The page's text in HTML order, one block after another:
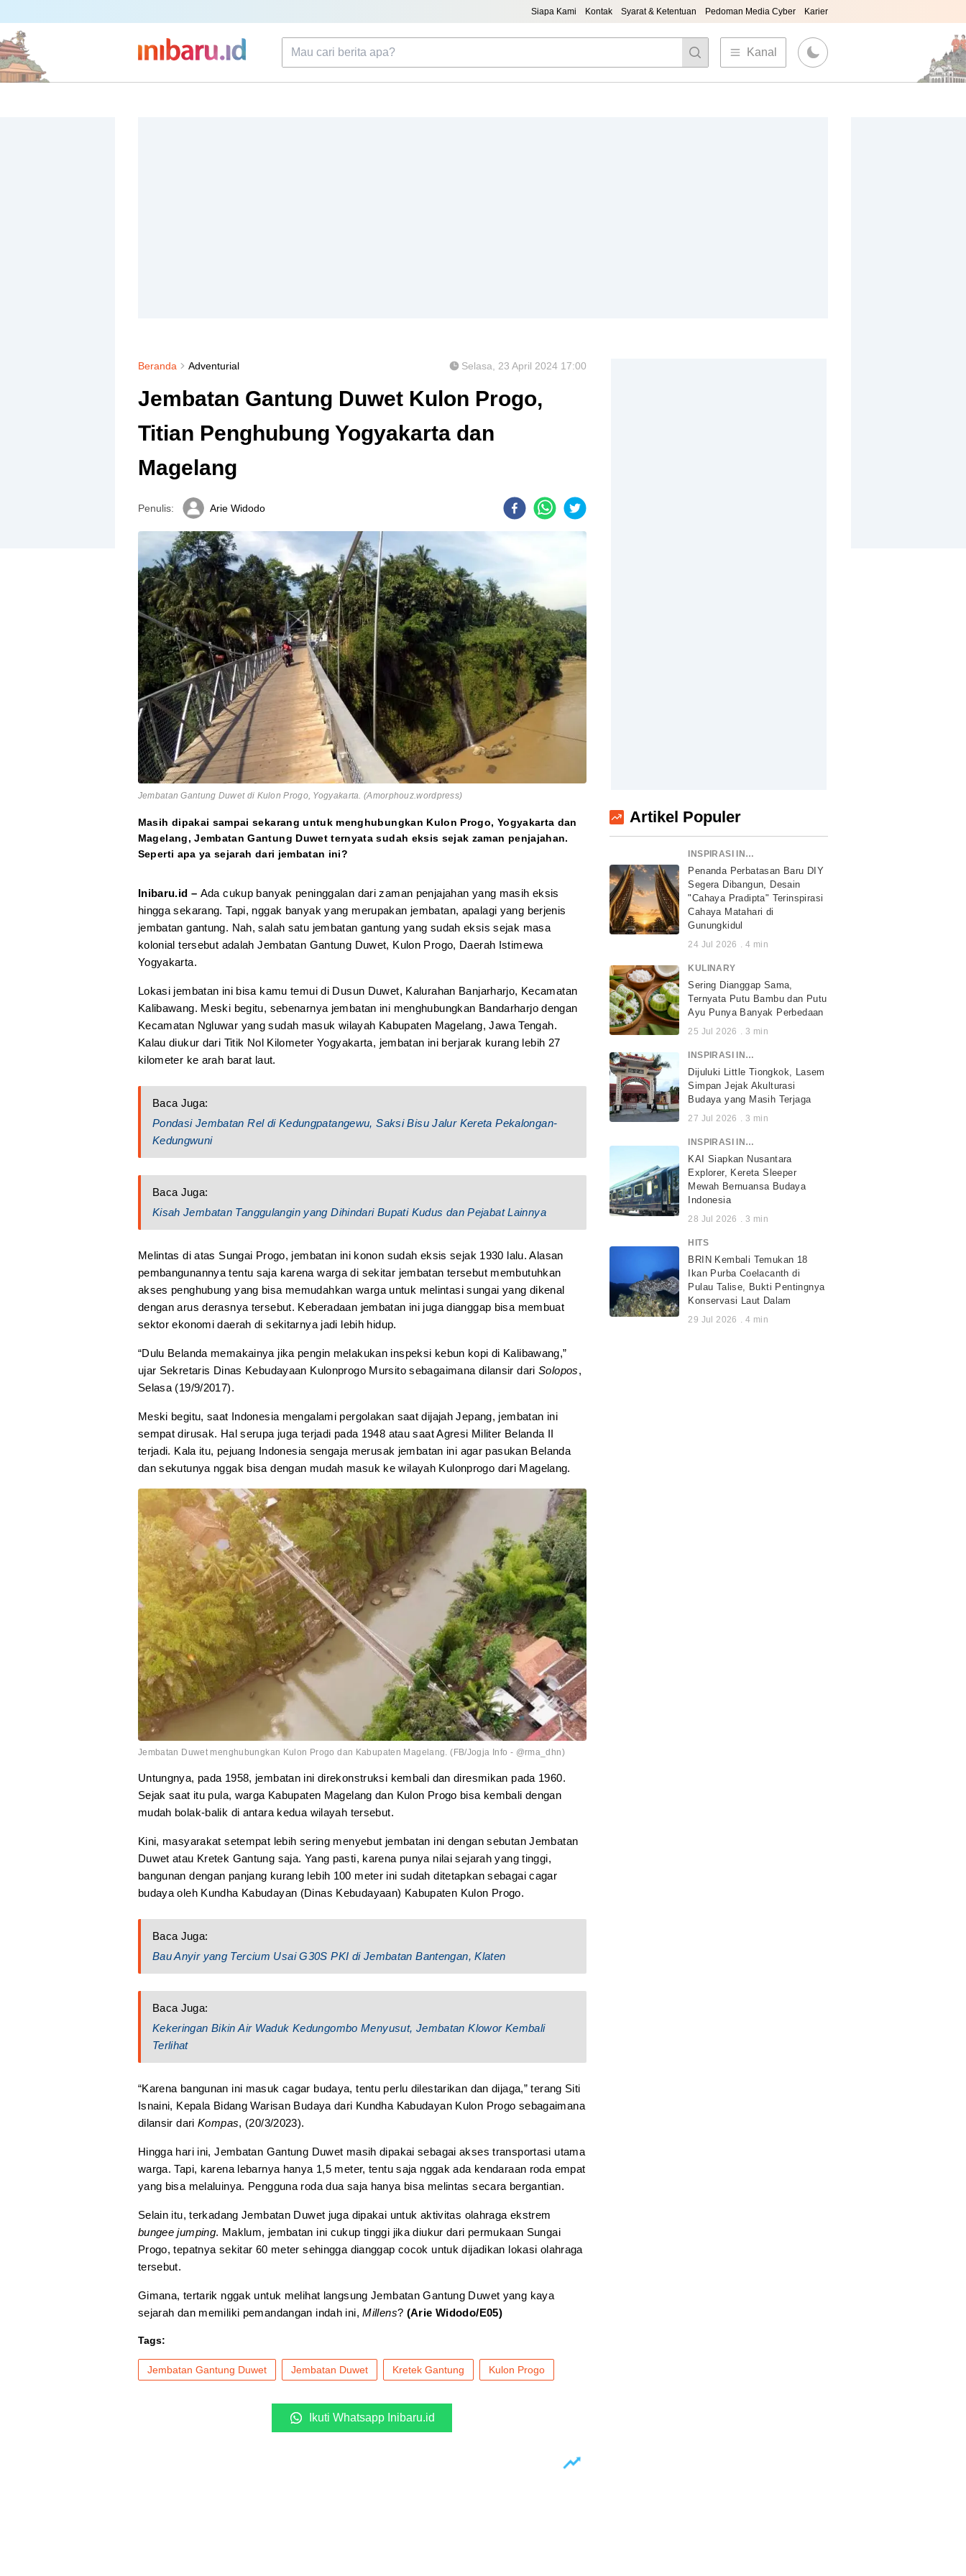
Siapa Kami Kontak Syarat & Ketentuan Pedoman Media Cyber Karier
Kanal
Beranda Adventurial Selasa, 23 April 2024 17:00
Jembatan Gantung Duwet Kulon Progo,
Titian Penghubung Yogyakarta dan
Magelang
Penulis: Arie Widodo
Jembatan Gantung Duwet di Kulon Progo, Yogyakarta. (Amorphouz.wordpress)
Masih dipakai sampai sekarang untuk menghubungkan Kulon Progo, Yogyakarta dan
Magelang, Jembatan Gantung Duwet ternyata sudah eksis sejak zaman penjajahan.
Seperti apa ya sejarah dari jembatan ini?
Inibaru.id – Ada cukup banyak peninggalan dari zaman penjajahan yang masih eksis
hingga sekarang. Tapi, nggak banyak yang merupakan jembatan, apalagi yang berjenis
jembatan gantung. Nah, salah satu jembatan gantung yang sudah eksis sejak masa
kolonial tersebut adalah Jembatan Gantung Duwet, Kulon Progo, Daerah Istimewa
Yogyakarta.
Lokasi jembatan ini bisa kamu temui di Dusun Duwet, Kalurahan Banjarharjo, Kecamatan
Kalibawang. Meski begitu, sebenarnya jembatan ini menghubungkan Bandarharjo dengan
Kecamatan Ngluwar yang sudah masuk wilayah Kabupaten Magelang, Jawa Tengah.
Kalau diukur dari Titik Nol Kilometer Yogyakarta, jembatan ini berjarak kurang lebih 27
kilometer ke arah barat laut.
Baca Juga:
Pondasi Jembatan Rel di Kedungpatangewu, Saksi Bisu Jalur Kereta Pekalongan-
Kedungwuni
Baca Juga:
Kisah Jembatan Tanggulangin yang Dihindari Bupati Kudus dan Pejabat Lainnya
Melintas di atas Sungai Progo, jembatan ini konon sudah eksis sejak 1930 lalu. Alasan
pembangunannya tentu saja karena warga di sekitar jembatan tersebut membutuhkan
akses penghubung yang bisa memudahkan warga untuk melintasi sungai yang dikenal
dengan arus derasnya tersebut. Keberadaan jembatan ini juga dianggap bisa membuat
sektor ekonomi daerah di sekitarnya jadi lebih hidup.
“Dulu Belanda memakainya jika pengin melakukan inspeksi kebun kopi di Kalibawang,”
ujar Sekretaris Dinas Kebudayaan Kulonprogo Mursito sebagaimana dilansir dariSolopos,
Selasa (19/9/2017).
Meski begitu, saat Indonesia mengalami pergolakan saat dijajah Jepang, jembatan ini
sempat dirusak. Hal serupa juga terjadi pada 1948 atau saat Agresi Militer Belanda II
terjadi. Kala itu, pejuang Indonesia sengaja merusak jembatan ini agar pasukan Belanda
dan sekutunya nggak bisa dengan mudah masuk ke wilayah Kulonprogo dari Magelang.
Jembatan Duwet menghubungkan Kulon Progo dan Kabupaten Magelang. (FB/Jogja Info - @rma_dhn)
Untungnya, pada 1958, jembatan ini direkonstruksi kembali dan diresmikan pada 1960.
Sejak saat itu pula, warga Kabupaten Magelang dan Kulon Progo bisa kembali dengan
mudah bolak-balik di antara kedua wilayah tersebut.
Kini, masyarakat setempat lebih sering menyebut jembatan ini dengan sebutan Jembatan
Duwet atau Kretek Gantung saja. Yang pasti, karena punya nilai sejarah yang tinggi,
bangunan dengan panjang kurang lebih 100 meter ini sudah ditetapkan sebagai cagar
budaya oleh Kundha Kabudayan (Dinas Kebudayaan) Kabupaten Kulon Progo.
Baca Juga:
Bau Anyir yang Tercium Usai G30S PKI di Jembatan Bantengan, Klaten
Baca Juga:
Kekeringan Bikin Air Waduk Kedungombo Menyusut, Jembatan Klowor Kembali
Terlihat
“Karena bangunan ini masuk cagar budaya, tentu perlu dilestarikan dan dijaga,” terang Siti
Isnaini, Kepala Bidang Warisan Budaya dari Kundha Kabudayan Kulon Progo sebagaimana
dilansir dariKompas, (20/3/2023).
Hingga hari ini, Jembatan Gantung Duwet masih dipakai sebagai akses transportasi utama
warga. Tapi, karena lebarnya hanya 1,5 meter, tentu saja nggak ada kendaraan roda empat
yang bisa melaluinya. Pengguna roda dua saja hanya bisa melintas secara bergantian.
Selain itu, terkadang Jembatan Duwet juga dipakai untuk aktivitas olahraga ekstrem
bungee jumping. Maklum, jembatan ini cukup tinggi jika diukur dari permukaan Sungai
Progo, tepatnya sekitar 60 meter sehingga dianggap cocok untuk dijadikan lokasi olahraga
tersebut.
Gimana, tertarik nggak untuk melihat langsung Jembatan Gantung Duwet yang kaya
sejarah dan memiliki pemandangan indah ini,Millens? (Arie Widodo/E05)
Tags:
Jembatan Gantung Duwet Jembatan Duwet Kretek Gantung Kulon Progo
Ikuti Whatsapp Inibaru.id
Artikel Populer
INSPIRASI INDONESIA
Penanda Perbatasan Baru DIY
Segera Dibangun, Desain
"Cahaya Pradipta" Terinspirasi
Cahaya Matahari di
Gunungkidul
24 Jul 2026 . 4 min
KULINARY
Sering Dianggap Sama,
Ternyata Putu Bambu dan Putu
Ayu Punya Banyak Perbedaan
25 Jul 2026 . 3 min
INSPIRASI INDONESIA
Dijuluki Little Tiongkok, Lasem
Simpan Jejak Akulturasi
Budaya yang Masih Terjaga
27 Jul 2026 . 3 min
INSPIRASI INDONESIA
KAI Siapkan Nusantara
Explorer, Kereta Sleeper
Mewah Bernuansa Budaya
Indonesia
28 Jul 2026 . 3 min
HITS
BRIN Kembali Temukan 18
Ikan Purba Coelacanth di
Pulau Talise, Bukti Pentingnya
Konservasi Laut Dalam
29 Jul 2026 . 4 min